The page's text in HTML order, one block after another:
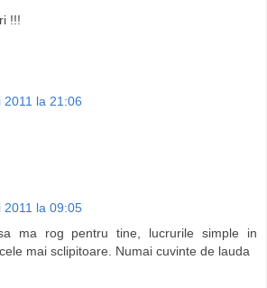
!!!
2011 la 21:06
2011 la 09:05
ma rog pentru tine, lucrurile simple in
mai sclipitoare. Numai cuvinte de lauda